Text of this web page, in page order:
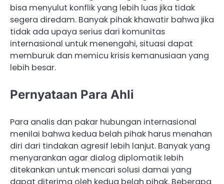
bisa menyulut konflik yang lebih luas jika tidak
segera diredam. Banyak pihak khawatir bahwa jika
tidak ada upaya serius dari komunitas
internasional untuk menengahi, situasi dapat
memburuk dan memicu krisis kemanusiaan yang
lebih besar.
Pernyataan Para Ahli
Para analis dan pakar hubungan internasional
menilai bahwa kedua belah pihak harus menahan
diri dari tindakan agresif lebih lanjut. Banyak yang
menyarankan agar dialog diplomatik lebih
ditekankan untuk mencari solusi damai yang
dapat diterima oleh kedua belah pihak. Beberapa